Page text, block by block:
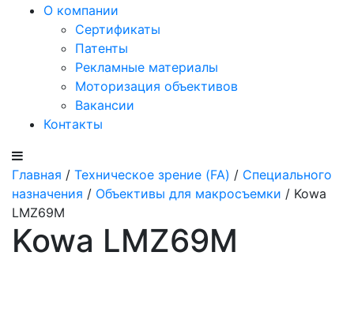
О компании
Сертификаты
Патенты
Рекламные материалы
Моторизация объективов
Вакансии
Контакты
Главная / Техническое зрение (FA) / Специального
назначения / Объективы для макросъемки / Kowa
LMZ69M
Kowa LMZ69M